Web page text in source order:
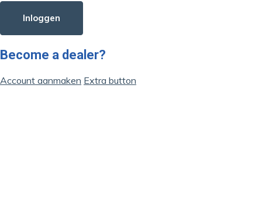
Inloggen
Become a dealer?
Account aanmaken Extra button